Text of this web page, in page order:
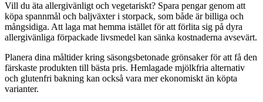
Vill du äta allergivänligt och vegetariskt? Spara pengar genom att
köpa spannmål och baljväxter i storpack, som både är billiga och
mångsidiga. Att laga mat hemma istället för att förlita sig på dyra
allergivänliga förpackade livsmedel kan sänka kostnaderna avsevärt.
Planera dina måltider kring säsongsbetonade grönsaker för att få den
färskaste produkten till bästa pris. Hemlagade mjölkfria alternativ
och glutenfri bakning kan också vara mer ekonomiskt än köpta
varianter.